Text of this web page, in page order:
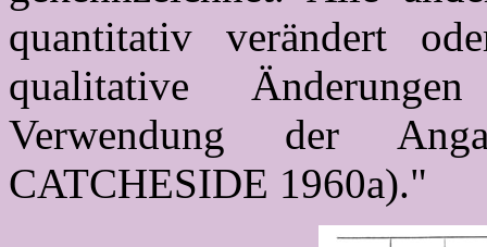
quantitativ verändert
qualitative
Verwendung der
CATCHESIDE 1960a)."